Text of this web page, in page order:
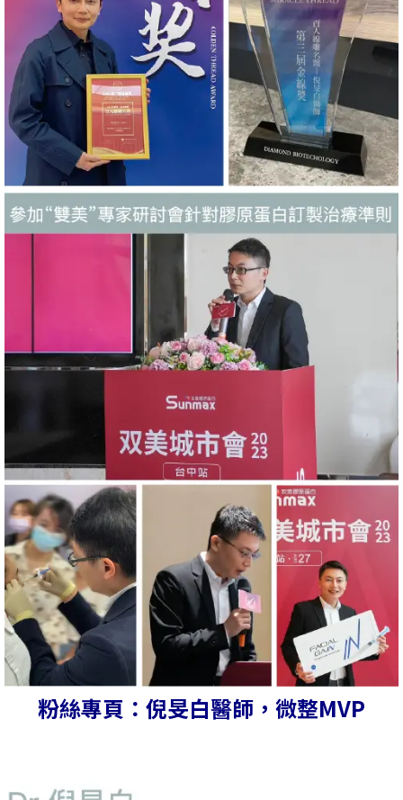
粉絲專頁：倪旻白醫師，微整MVP